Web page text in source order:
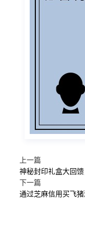
上一篇
神秘封印礼盒大回
下一篇
通过芝麻信用买飞